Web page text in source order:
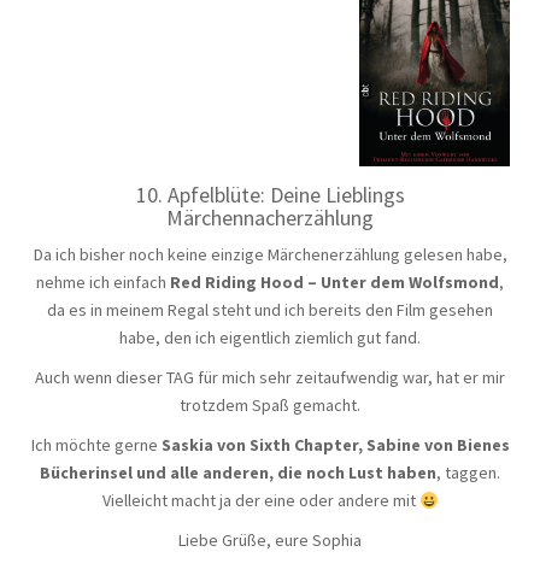
10. Apfelblüte: Deine Lieblings
Märchennacherzählung
Da ich bisher noch keine einzige Märchenerzählung gelesen habe,
nehme ich einfach Red Riding Hood – Unter dem Wolfsmond,
da es in meinem Regal steht und ich bereits den Film gesehen
habe, den ich eigentlich ziemlich gut fand.
Auch wenn dieser TAG für mich sehr zeitaufwendig war, hat er mir
trotzdem Spaß gemacht.
Ich möchte gerne Saskia von Sixth Chapter, Sabine von Bienes
Bücherinsel und alle anderen, die noch Lust haben, taggen.
Vielleicht macht ja der eine oder andere mit
Liebe Grüße, eure Sophia